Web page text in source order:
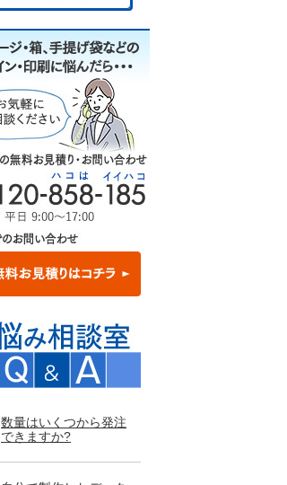
数量はいくつから発注
できますか?